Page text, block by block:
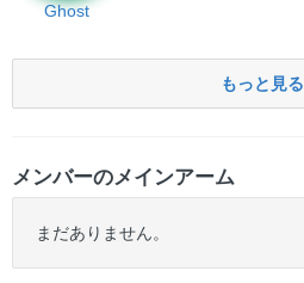
Ghost
もっと見る
メンバーのメインアーム
まだありません。